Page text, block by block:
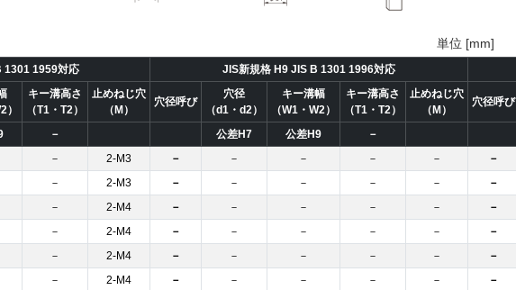
単位 [mm]
1301 1959対応 JIS新規格 H9 JIS B 1301 1996対応
）
キー溝高さ
（T1・T2）
止めねじ穴
（M）
穴径呼び
穴径
（d1・d2）
キー溝幅
（W1・W2）
キー溝高さ
（T1・T2）
止めねじ穴
（M）
穴径呼び
－ 公差H7 公差H9 －
－ 2-M3 － － － － － －
－ 2-M3 － － － － － －
－ 2-M4 － － － － － －
－ 2-M4 － － － － － －
－ 2-M4 － － － － － －
－ 2-M4 － － － － － －